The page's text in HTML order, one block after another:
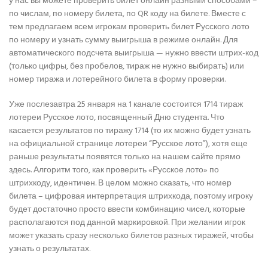
по числам, по номеру билета, по QR коду на билете. Вместе с
тем предлагаем всем игрокам проверить билет Русского лото
по номеру и узнать сумму выигрыша в режиме онлайн. Для
автоматического подсчета выигрыша — нужно ввести штрих-код
(только цифры, без пробелов, тираж не нужно выбирать) или
номер тиража и лотерейного билета в форму проверки.
Уже послезавтра 25 января на 1 канале состоится 1714 тираж
лотереи Русское лото, посвященный Дню студента. Что
касается результатов по тиражу 1714 (то их можно будет узнать
на официальной странице лотереи “Русское лото”), хотя еще
раньше результаты появятся только на нашем сайте прямо
здесь. Алгоритм того, как проверить «Русское лото» по
штрихкоду, идентичен. В целом можно сказать, что номер
билета – цифровая интерпретация штрихкода, поэтому игроку
будет достаточно просто ввести комбинацию чисел, которые
располагаются под данной маркировкой. При желании игрок
может указать сразу несколько билетов разных тиражей, чтобы
узнать о результатах.